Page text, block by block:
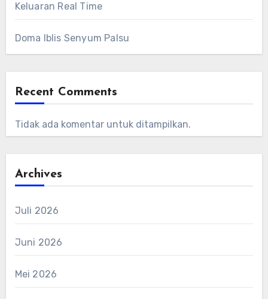
Keluaran Real Time
Doma Iblis Senyum Palsu
Recent Comments
Tidak ada komentar untuk ditampilkan.
Archives
Juli 2026
Juni 2026
Mei 2026